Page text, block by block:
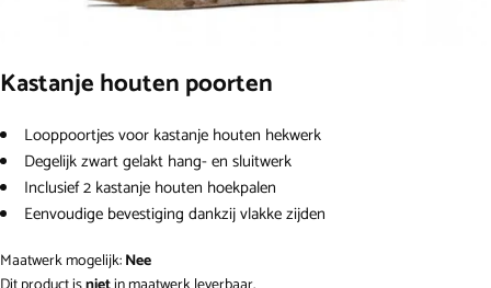
Kastanje houten poorten
Looppoortjes voor kastanje houten hekwerk
Degelijk zwart gelakt hang- en sluitwerk
Inclusief 2 kastanje houten hoekpalen
Eenvoudige bevestiging dankzij vlakke zijden
Maatwerk mogelijk:Nee
Een vraag stellen
Uw